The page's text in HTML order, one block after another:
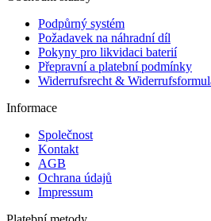
Podpůrný systém
Požadavek na náhradní díl
Pokyny pro likvidaci baterií
Přepravní a platební podmínky
Widerrufsrecht &
Kontakt
AGB
Ochrana údajů
Impressum
Platební metody